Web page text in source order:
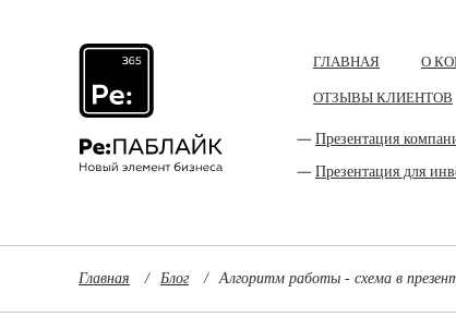
ГЛАВНАЯ О
ОТЗЫВЫ КЛИЕНТОВ
Презентация
Презентация для
Главная / Блог / Алгоритм работы - схема в